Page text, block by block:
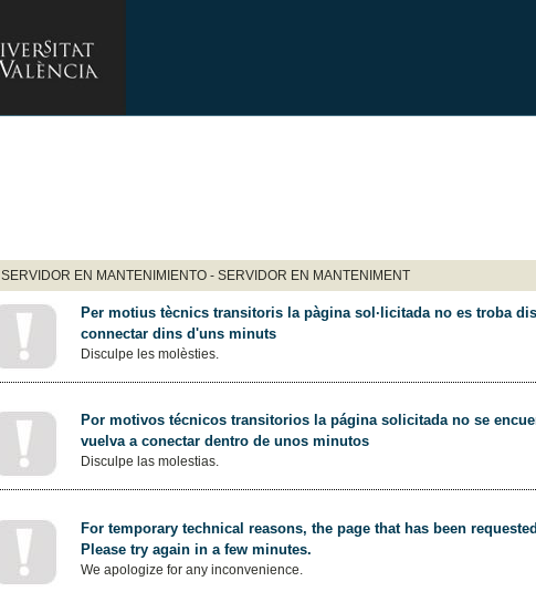
SERVIDOR EN MANTENIMIENTO - SERVIDOR EN MANTENIMENT
Per motius tècnics transitoris la pàgina sol·licitada no es troba
connectar dins d'uns minuts
Disculpe les molèsties.
Por motivos técnicos transitorios la página solicitada no se
vuelva a conectar dentro de unos minutos
Disculpe las molestias.
For temporary technical reasons, the page that has been
Please try again in a few minutes.
We apologize for any inconvenience.